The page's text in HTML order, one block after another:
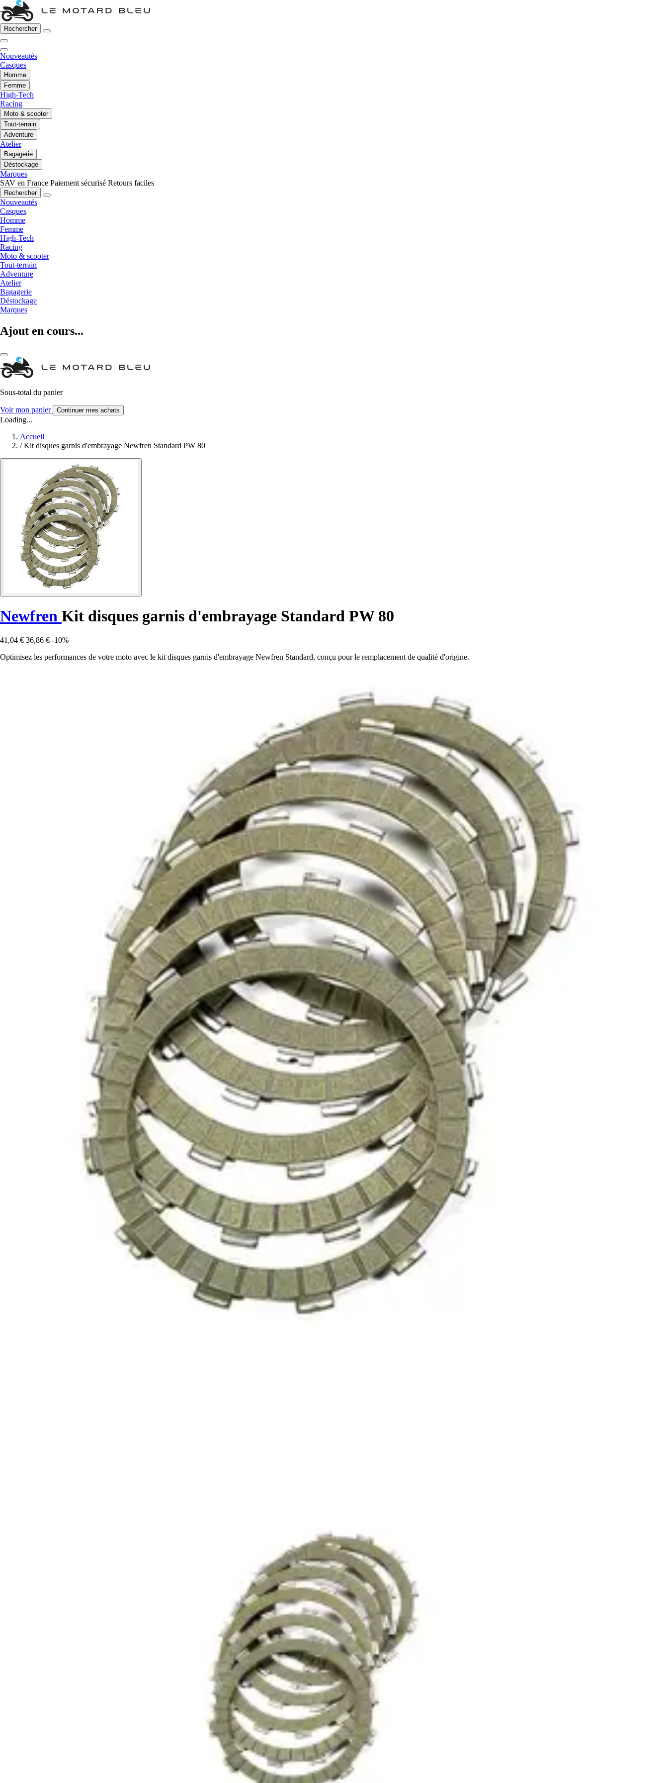
Rechercher
Nouveautés
Casques
Homme
Femme
High-Tech
Racing
Moto & scooter
Tout-terrain
Adventure
Atelier
Bagagerie
Déstockage
Marques
SAV en France Paiement sécurisé Retours faciles
Rechercher
Nouveautés
Casques
Homme
Femme
High-Tech
Racing
Moto & scooter
Tout-terrain
Adventure
Atelier
Bagagerie
Déstockage
Marques
Ajout en cours...
Sous-total du panier
Voir mon panier Continuer mes achats
Loading...
Accueil
/ Kit disques garnis d'embrayage Newfren Standard PW 80
Newfren Kit disques garnis d'embrayage Standard PW 80
41,04 € 36,86 € -10%
Optimisez les performances de votre moto avec le kit disques garnis d'embrayage Newfren Standard, conçu pour le remplacement de qualité d'origine.